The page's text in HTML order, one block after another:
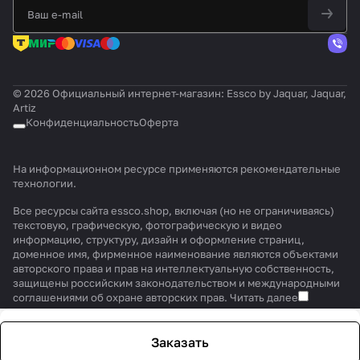
Заказать
© 2026 Официальный интернет-магазин: Essco by Jaquar, Jaquar,
Artiz
КонфиденциальностьОферта
На информационном ресурсе применяются рекомендательные
технологии.
Все ресурсы сайта essco.shop, включая (но не ограничиваясь)
текстовую, графическую, фотографическую и видео
информацию, структуру, дизайн и оформление страниц,
доменное имя, фирменное наименование являются объектами
авторского права и прав на интеллектуальную собственность,
защищены российским законодательством и международными
соглашениями об охране авторских прав. Читать далее